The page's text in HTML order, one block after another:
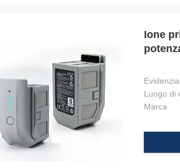
Ione
Luogo di
Marca